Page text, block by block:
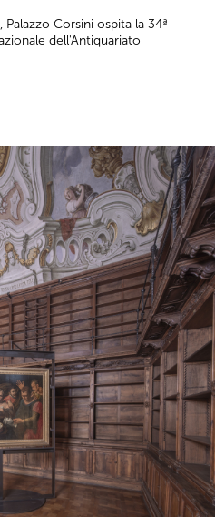
Corsini ospita la 34ª
dell'Antiquariato